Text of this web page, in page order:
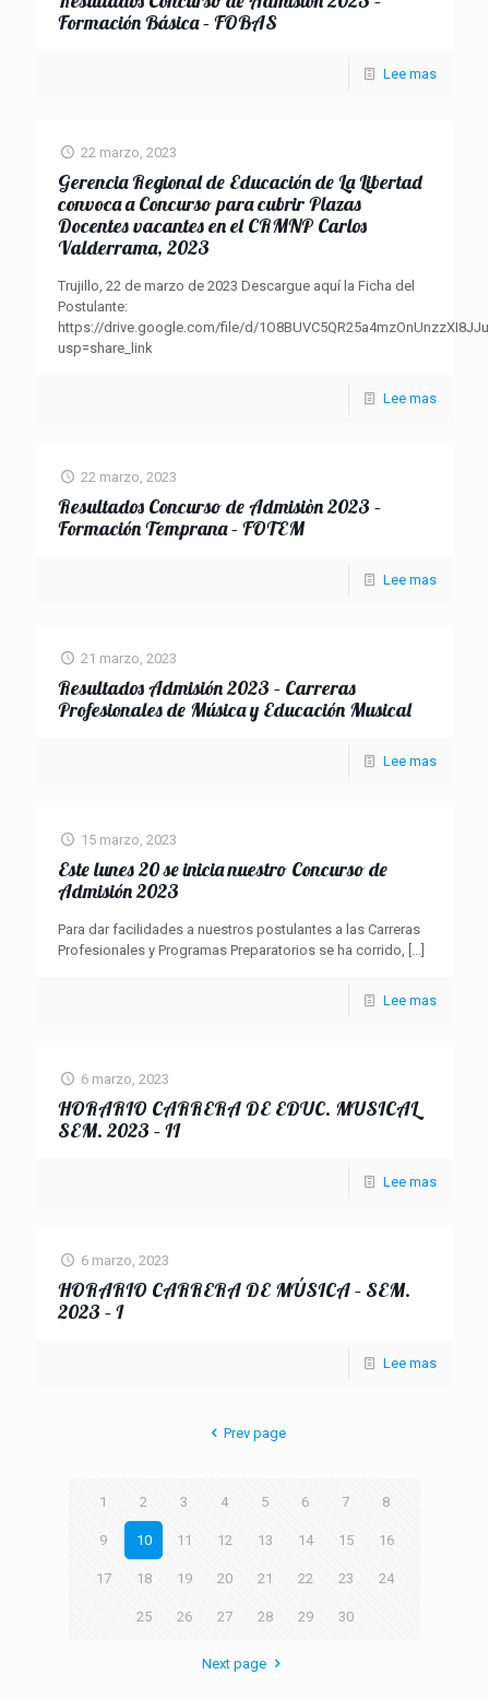
Formación Básica – FOBAS
Lee mas
22 marzo, 2023
Gerencia Regional de Educación de La Libertad
convoca a Concurso para cubrir Plazas
Docentes vacantes en el CRMNP Carlos
Valderrama, 2023
Trujillo, 22 de marzo de 2023 Descargue aquí la Ficha del
Postulante:
https://drive.google.com/file/d/
usp=share_link
Lee mas
22 marzo, 2023
Resultados Concurso de Admisiòn 2023 –
Formación Temprana – FOTEM
Lee mas
21 marzo, 2023
Resultados Admisión 2023 – Carreras
Profesionales de Música y Educación Musical
Lee mas
15 marzo, 2023
Este lunes 20 se inicia nuestro Concurso de
Admisión 2023
Para dar facilidades a nuestros postulantes a las Carreras
Profesionales y Programas Preparatorios se ha corrido, […]
Lee mas
6 marzo, 2023
HORARIO CARRERA DE EDUC. MUSICAL
SEM. 2023 – II
Lee mas
6 marzo, 2023
HORARIO CARRERA DE MÚSICA – SEM.
2023 – I
Lee mas
Prev page
1 2 3 4 5 6 7 8
9 10 11 12 13 14 15 16
17 18 19 20 21 22 23 24
25 26 27 28 29 30
Next page